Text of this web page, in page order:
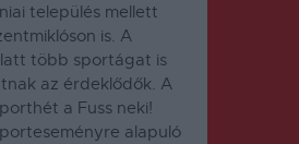
település mellett
is. A
több sportágat is
az érdeklődők. A
a Fuss neki!
alapuló